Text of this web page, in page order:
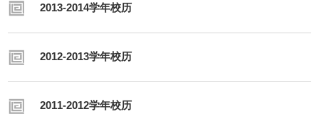
2013-2014学年校历
2012-2013学年校历
2011-2012学年校历